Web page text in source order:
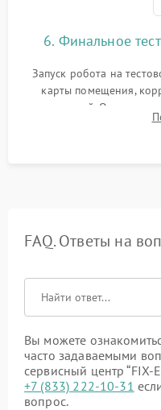
6. Финальное
Запуск робота на
карты помещения,
препятствий. Оценка
Тестирование
FAQ. Ответы на
Вы можете
часто задаваемыми
сервисный центр “FIX-
+7 (833) 222-10-31
вопрос.